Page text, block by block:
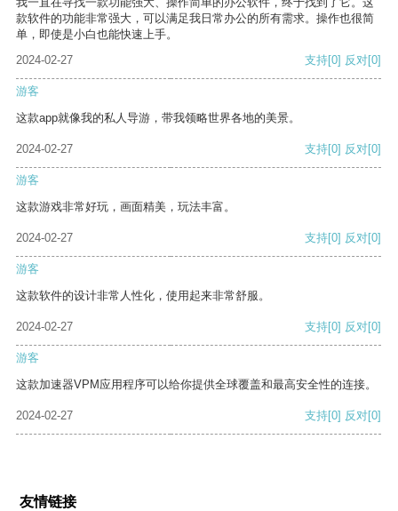
款软件的功能非常强大，可以满足我日常办公的所有需求。操作也很简
单，即使是小白也能快速上手。
2024-02-27
支持[0] 反对[0]
游客
这款app就像我的私人导游，带我领略世界各地的美景。
2024-02-27 支持[0] 反对[0]
游客
这款游戏非常好玩，画面精美，玩法丰富。
2024-02-27 支持[0] 反对[0]
游客
这款软件的设计非常人性化，使用起来非常舒服。
2024-02-27 支持[0] 反对[0]
游客
这款加速器VPM应用程序可以给你提供全球覆盖和最高安全性的连接。
2024-02-27 支持[0] 反对[0]
友情链接